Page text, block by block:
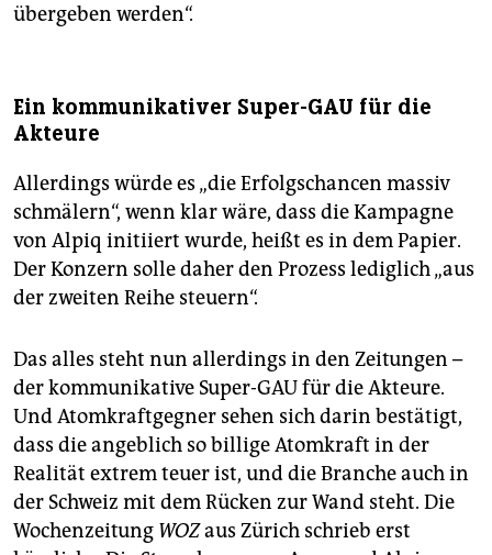
übergeben werden“.
Ein kommunikativer Super-GAU für die
Akteure
Allerdings würde es „die Erfolgschancen massiv
schmälern“, wenn klar wäre, dass die Kampagne
von Alpiq initiiert wurde, heißt es in dem Papier.
Der Konzern solle daher den Prozess lediglich „aus
der zweiten Reihe steuern“.
Das alles steht nun allerdings in den Zeitungen –
der kommunikative Super-GAU für die Akteure.
Und Atomkraftgegner sehen sich darin bestätigt,
dass die angeblich so billige Atomkraft in der
Realität extrem teuer ist, und die Branche auch in
der Schweiz mit dem Rücken zur Wand steht. Die
Wochenzeitung WOZaus Zürich schrieb erst